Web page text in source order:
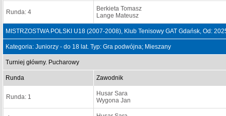
Runda: 4
Berkieta Tomasz
Lange Mateusz
MISTRZOSTWA POLSKI U18 (2007-2008), Klub Tenisowy GAT Gdańsk, Od:
Kategoria: Juniorzy - do 18 lat. Typ: Gra podwójna; Mieszany
Turniej główny. Pucharowy
Runda Zawodnik
Runda: 1
Husar Sara
Wygona Jan